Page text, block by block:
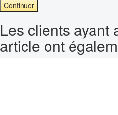
Continuer
Les clients ayant
article ont